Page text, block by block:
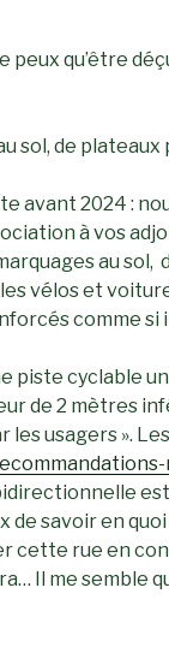
peux qu’être
sol, de plateaux
avant 2024 :
à vos
au sol,
vélos et
comme
piste cyclable
de 2 mètres
les usagers ».
de savoir en
cette rue en
Il me semble